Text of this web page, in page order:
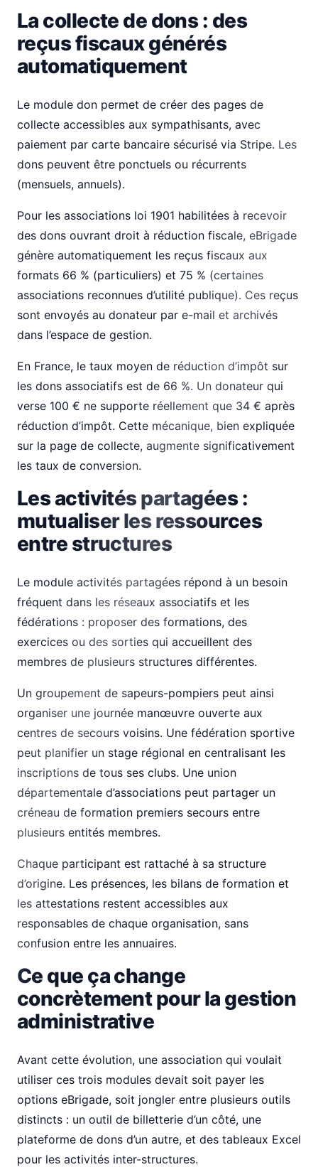
La collecte de dons : des
reçus fiscaux générés
automatiquement
Le module don permet de créer des pages de
collecte accessibles aux sympathisants, avec
paiement par carte bancaire sécurisé via Stripe. Les
dons peuvent être ponctuels ou récurrents
(mensuels, annuels).
Pour les associations loi 1901 habilitées à recevoir
des dons ouvrant droit à réduction fiscale, eBrigade
génère automatiquement les reçus fiscaux aux
formats 66 % (particuliers) et 75 % (certaines
associations reconnues d’utilité publique). Ces reçus
sont envoyés au donateur par e-mail et archivés
dans l’espace de gestion.
En France, le taux moyen de réduction d’impôt sur
les dons associatifs est de 66 %. Un donateur qui
verse 100 € ne supporte réellement que 34 € après
réduction d’impôt. Cette mécanique, bien expliquée
sur la page de collecte, augmente significativement
les taux de conversion.
Les activités partagées :
mutualiser les ressources
entre structures
Le module activités partagées répond à un besoin
fréquent dans les réseaux associatifs et les
fédérations : proposer des formations, des
exercices ou des sorties qui accueillent des
membres de plusieurs structures différentes.
Un groupement de sapeurs-pompiers peut ainsi
organiser une journée manœuvre ouverte aux
centres de secours voisins. Une fédération sportive
peut planifier un stage régional en centralisant les
inscriptions de tous ses clubs. Une union
départementale d’associations peut partager un
créneau de formation premiers secours entre
plusieurs entités membres.
Chaque participant est rattaché à sa structure
d’origine. Les présences, les bilans de formation et
les attestations restent accessibles aux
responsables de chaque organisation, sans
confusion entre les annuaires.
Ce que ça change
concrètement pour la gestion
administrative
Avant cette évolution, une association qui voulait
utiliser ces trois modules devait soit payer les
options eBrigade, soit jongler entre plusieurs outils
distincts : un outil de billetterie d’un côté, une
plateforme de dons d’un autre, et des tableaux Excel
pour les activités inter-structures.